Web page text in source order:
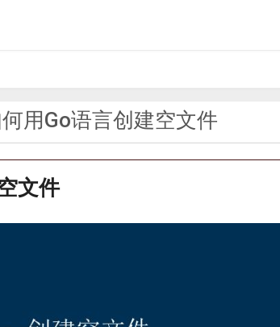
用Go语言创建空文件
文件